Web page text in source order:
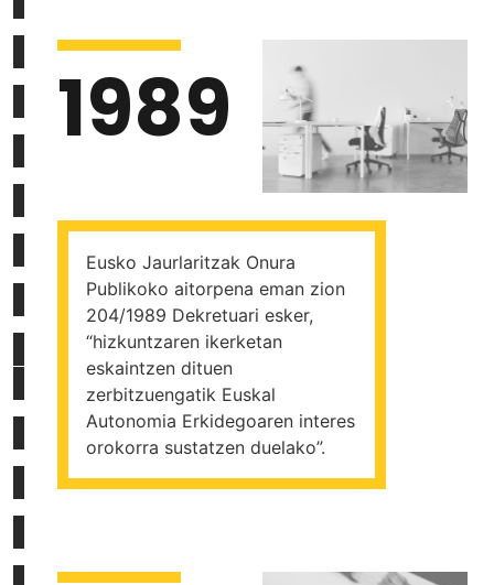
1989
Eusko Jaurlaritzak Onura
Publikoko aitorpena eman zion
204/1989 Dekretuari esker,
“hizkuntzaren ikerketan
eskaintzen dituen
zerbitzuengatik Euskal
Autonomia Erkidegoaren interes
orokorra sustatzen duelako”.